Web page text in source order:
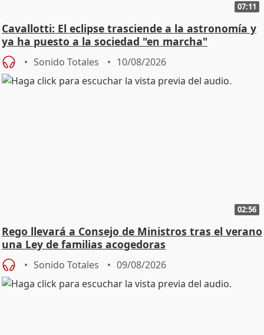
07:11
Cavallotti: El eclipse trasciende a la astronomía y
ya ha puesto a la sociedad "en marcha"
Sonido Totales 10/08/2026
02:56
Rego llevará a Consejo de Ministros tras el verano
una Ley de familias acogedoras
Sonido Totales 09/08/2026